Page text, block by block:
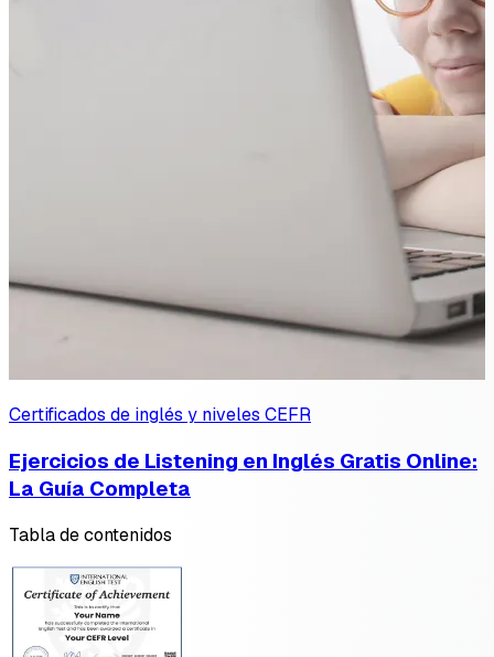
Certificados de inglés y niveles CEFR
Ejercicios de Listening en Inglés Gratis Online:
La Guía Completa
Tabla de contenidos